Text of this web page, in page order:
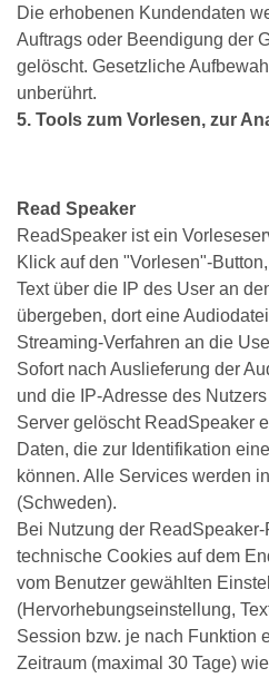
Die erhobenen Kundendaten
Auftrags oder Beendigung der
gelöscht. Gesetzliche
unberührt.
5. Tools zum Vorlesen, zur
Read Speaker
ReadSpeaker ist ein
Klick auf den "Vorlesen"-
Text über die IP des User an
übergeben, dort eine
Streaming-Verfahren an die
Sofort nach Auslieferung der
und die IP-Adresse des
Server gelöscht ReadSpeaker
Daten, die zur Identifikation
können. Alle Services werden
(Schweden).
Bei Nutzung der
technische Cookies auf dem
vom Benutzer gewählten
(Hervorhebungseinstellung,
Session bzw. je nach Funktion
Zeitraum (maximal 30 Tage)